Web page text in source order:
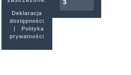
Deklaracja
dostępności
|
Polityka
prywatności
3